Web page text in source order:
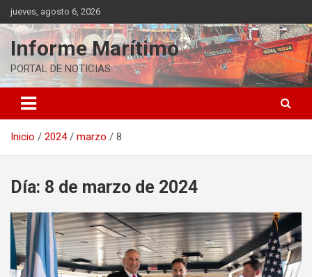
Saltar
al
contenido
jueves, agosto 6, 2026
Informe Marítimo
PORTAL DE NOTICIAS
Inicio 2024 marzo 8
Día: 8 de marzo de 2024